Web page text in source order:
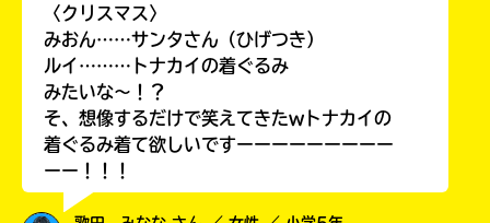
〈クリスマス〉
みおん……サンタさん（ひげつき）
ルイ………トナカイの着ぐるみ
みたいな〜！？
そ、想像するだけで笑えてきたwトナカイの
着ぐるみ着て欲しいですーーーーーーーーー
ーー！！！